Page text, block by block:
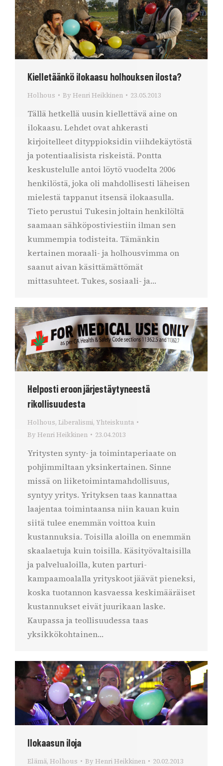
Kielletäänkö ilokaasu holhouksen ilosta?
Holhous By Henri Heikkinen 23.05.2013
Tällä hetkellä uusin kiellettävä aine on
ilokaasu. Lehdet ovat ahkerasti
kirjoitelleet dityppioksidin viihdekäytöstä
ja potentiaalisista riskeistä. Pontta
keskustelulle antoi löytö vuodelta 2006
henkilöstä, joka oli mahdollisesti läheisen
mielestä tappanut itsensä ilokaasulla.
Tieto perustui Tukesin joltain henkilöltä
saamaan sähköpostiviestiin ilman sen
kummempia todisteita. Tämänkin
kertainen moraali- ja holhousvimma on
saanut aivan käsittämättömät
mittasuhteet. Tukes, sosiaali- ja…
Helposti eroon järjestäytyneestä
rikollisuudesta
Holhous, Liberalismi, Yhteiskunta
By Henri Heikkinen 23.04.2013
Yritysten synty- ja toimintaperiaate on
pohjimmiltaan yksinkertainen. Sinne
missä on liiketoimintamahdollisuus,
syntyy yritys. Yrityksen taas kannattaa
laajentaa toimintaansa niin kauan kuin
siitä tulee enemmän voittoa kuin
kustannuksia. Toisilla aloilla on enemmän
skaalaetuja kuin toisilla. Käsityövaltaisilla
ja palvelualoilla, kuten parturi-
kampaamoalalla yrityskoot jäävät pieneksi,
koska tuotannon kasvaessa keskimääräiset
kustannukset eivät juurikaan laske.
Kaupassa ja teollisuudessa taas
yksikkökohtainen…
Ilokaasun iloja
Elämä, Holhous By Henri Heikkinen 20.02.2013